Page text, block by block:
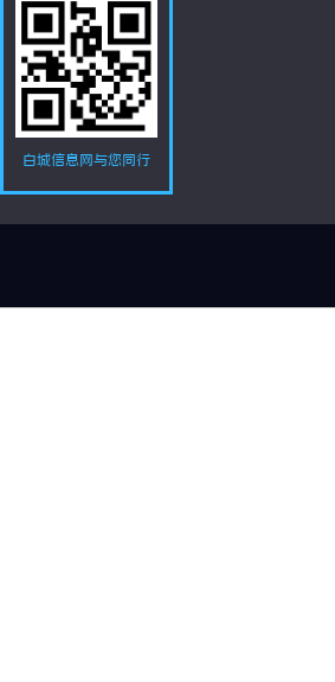
白城信息网与您同行